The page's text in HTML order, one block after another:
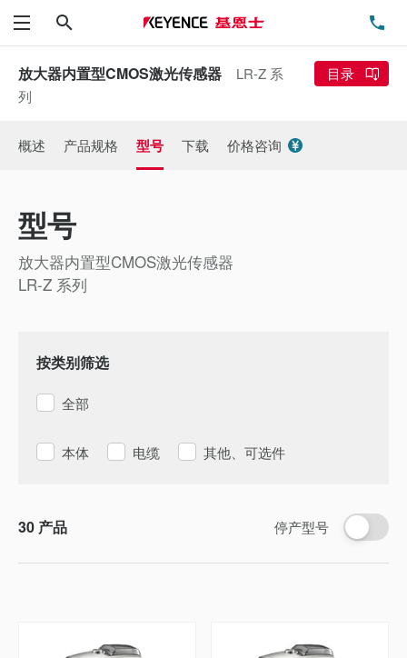
菜单
放大器内置型CMOS激光传感器
LR-Z 系
列
目录
概述 产品规格 型号 下载 价格咨询
型号
放大器内置型CMOS激光传感器
LR-Z 系列
按类别筛选
全部
本体 电缆 其他、可选件
停产型号
30 产品